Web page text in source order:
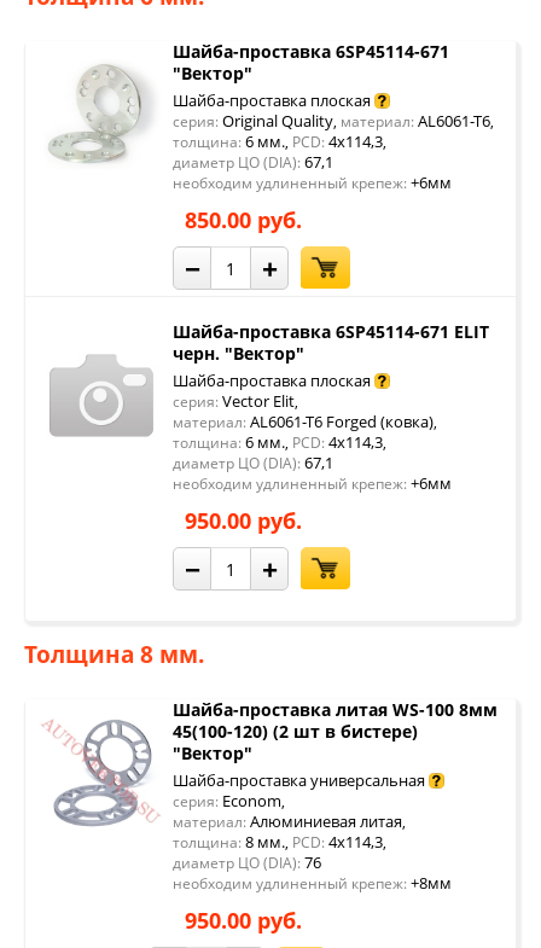
Шайба-проставка 6SP45114-671
"Вектор"
Шайба-проставка плоская
серия: Original Quality, материал: AL6061-T6,
толщина: 6 мм., PCD: 4x114,3,
диаметр ЦО (DIA): 67,1
необходим удлиненный крепеж: +6мм
850.00 руб.
− +
Шайба-проставка 6SP45114-671 ELIT
черн. "Вектор"
Шайба-проставка плоская
серия: Vector Elit,
материал: AL6061-T6 Forged (ковка),
толщина: 6 мм., PCD: 4x114,3,
диаметр ЦО (DIA): 67,1
необходим удлиненный крепеж: +6мм
950.00 руб.
− +
Толщина 8 мм.
Шайба-проставка литая WS-100 8мм
45(100-120) (2 шт в бистере)
"Вектор"
Шайба-проставка универсальная
серия: Econom,
материал: Алюминиевая литая,
толщина: 8 мм., PCD: 4x114,3,
диаметр ЦО (DIA): 76
необходим удлиненный крепеж: +8мм
950.00 руб.